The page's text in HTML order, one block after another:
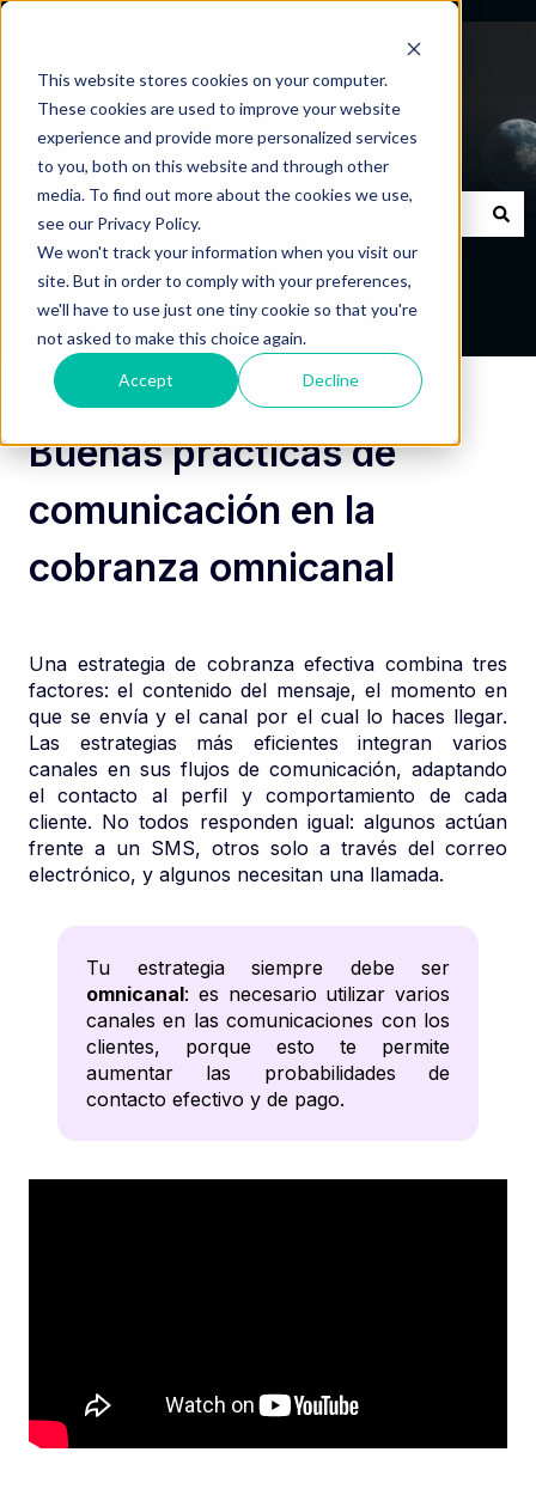
This website stores cookies on your computer.
These cookies are used to improve your website
experience and provide more personalized services
to you, both on this website and through other
media. To find out more about the cookies we use,
see our Privacy Policy.
We won't track your information when you visit our
site. But in order to comply with your preferences,
we'll have to use just one tiny cookie so that you're
not asked to make this choice again.
Accept Decline
Centro de Ayuda
No hay sugerencias porque el campo de búsqueda
Centro de Ayuda Comunicaciones
Buenas prácticas de
comunicación en la
cobranza omnicanal
Una estrategia de cobranza efectiva combina tres
factores: el contenido del mensaje, el momento en
que se envía y el canal por el cual lo haces llegar.
Las estrategias más eficientes integran varios
canales en sus flujos de comunicación, adaptando
el contacto al perfil y comportamiento de cada
cliente. No todos responden igual: algunos actúan
frente a un SMS, otros solo a través del correo
electrónico, y algunos necesitan una llamada.
Tu estrategia siempre debe ser
omnicanal: es necesario utilizar varios
canales en las comunicaciones con los
clientes, porque esto te permite
aumentar las probabilidades de
contacto efectivo y de pago.